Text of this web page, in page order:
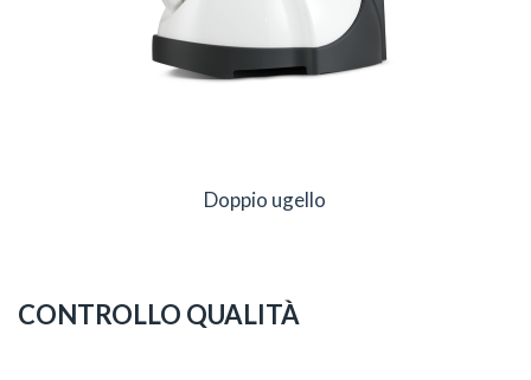
Doppio ugello
CONTROLLO QUALITÀ